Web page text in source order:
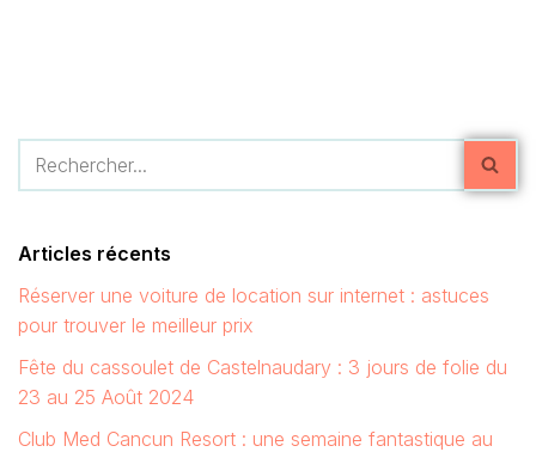
Articles récents
Réserver une voiture de location sur internet : astuces
pour trouver le meilleur prix
Fête du cassoulet de Castelnaudary : 3 jours de folie du
23 au 25 Août 2024
Club Med Cancun Resort : une semaine fantastique au